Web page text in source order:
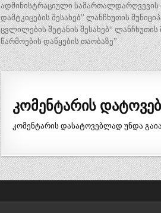
ადმინისტრაციული სამართალდარღვევის
დამტკიცების შესახებ” ლანჩხუთის
ცვლილების შეტანის შესახებ“
წარმოების დაწყების თაობაზე”
კომენტარის
კომენტარის დასატოვებლად უნდა